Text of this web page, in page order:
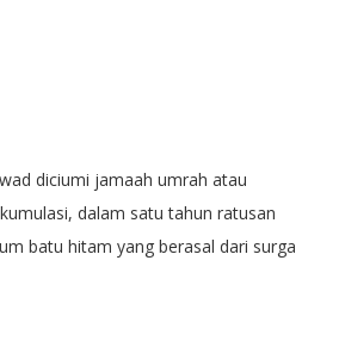
diciumi jamaah umrah atau
dalam satu tahun ratusan
batu hitam yang berasal dari surga